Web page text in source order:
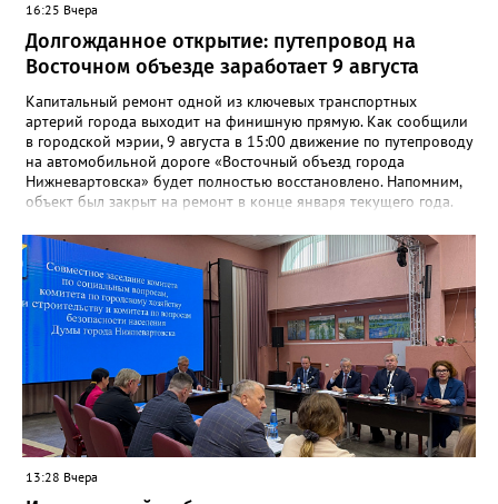
16:25 Вчера
Долгожданное открытие: путепровод на
Восточном объезде заработает 9 августа
Капитальный ремонт одной из ключевых транспортных
артерий города выходит на финишную прямую. Как сообщили
в городской мэрии, 9 августа в 15:00 движение по путепроводу
на автомобильной дороге «Восточный объезд города
Нижневартовска» будет полностью восстановлено. Напомним,
объект был закрыт на ремонт в конце января текущего года.
августа в 15 часов возобновится движение транспортных
средств по путепроводу на автомобильной дороге «Восточный
объезд города Нижневартовска»»,- сказано в сообщении.
Путепровод на Восточном объезде — важнейшая транспортная
артерия, соединяющая Нижневартовск с региональной
трассой. Он пропускает значительный поток транспорта и
связывает город с другими муниципалитетами округа и
Томской областью. После открытия движение по восточному
направлению серьёзно разгрузится. Водителей просят
соблюдать правила дорожного движения и быть
внимательными за рулём.
13:28 Вчера